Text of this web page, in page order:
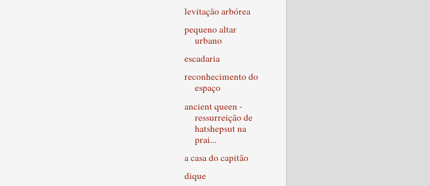
levitação arbórea
pequeno altar
urbano
escadaria
reconhecimento do
espaço
ancient queen -
ressurreição de
hatshepsut na
prai...
a casa do capitão
dique